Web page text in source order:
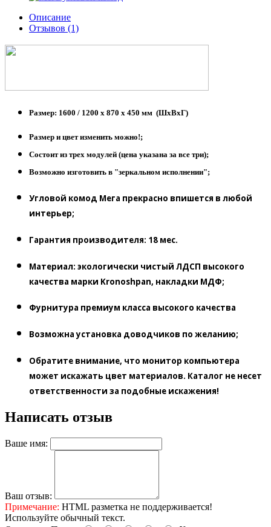
Описание
Отзывов (1)
Размер: 1600 / 1200 х 870 х 450 мм (ШхВхГ)
Размер и цвет изменить можно!;
Состоит из трех модулей (цена указана за все три);
Возможно изготовить в "зеркальном исполнении";
Угловой комод Мега прекрасно впишется в любой
интерьер;
Гарантия производителя: 18 мес.
Материал: экологически чистый ЛДСП высокого
качества марки Kronoshpan, накладки МДФ;
Фурнитура премиум класса высокого качества
Возможна установка доводчиков по желанию;
Обратите внимание, что монитор компьютера
может искажать цвет материалов. Каталог не несет
ответственности за подобные искажения!
Написать отзыв
Ваше имя:
Ваш отзыв:
Примечание: HTML разметка не поддерживается!
Используйте обычный текст.